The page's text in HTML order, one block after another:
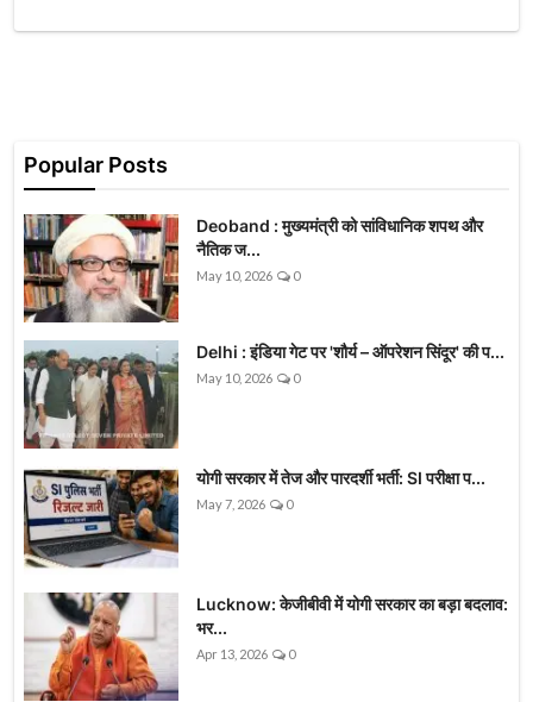
Popular Posts
Deoband : मुख्यमंत्री को सांविधानिक शपथ और
नैतिक ज...
May 10, 2026 0
Delhi : इंडिया गेट पर 'शौर्य – ऑपरेशन सिंदूर' की प...
May 10, 2026 0
योगी सरकार में तेज और पारदर्शी भर्ती: SI परीक्षा प...
May 7, 2026 0
Lucknow: केजीबीवी में योगी सरकार का बड़ा बदलाव:
भर...
Apr 13, 2026 0